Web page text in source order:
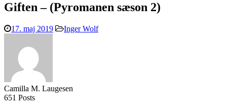
Giften – (Pyromanen sæson 2)
17. maj 2019 Inger Wolf
Camilla M. Laugesen
651 Posts